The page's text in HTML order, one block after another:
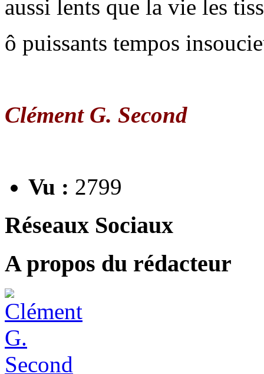
aussi lents que la vie les
ô puissants tempos
Clément G. Second
Vu : 2799
Réseaux Sociaux
A propos du rédacteur